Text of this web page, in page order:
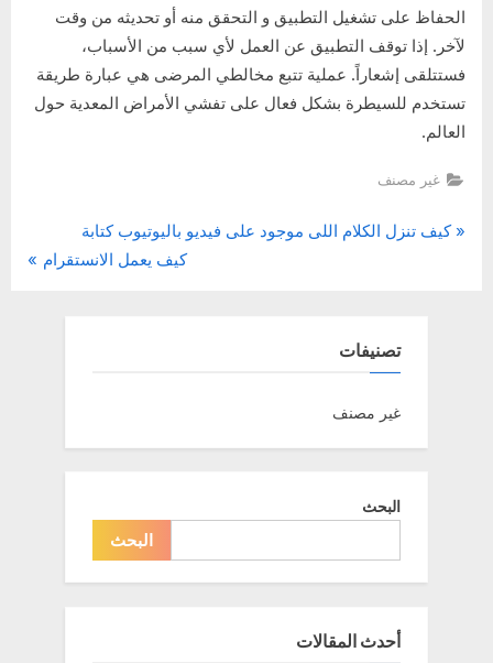
الحفاظ على تشغيل التطبيق و التحقق منه أو تحديثه من وقت
لآخر. إذا توقف التطبيق عن العمل لأي سبب من الأسباب،
فستتلقى إشعاراً. عملية تتبع مخالطي المرضى هي عبارة طريقة
تستخدم للسيطرة بشكل فعال على تفشي الأمراض المعدية حول
العالم.
غير مصنف
تصفّح
P
كيف تنزل الكلام اللى موجود على فيديو باليوتيوب كتابة
N
كيف يعمل الانستقرام
تصنيفات
غير مصنف
البحث
البحث
أحدث المقالات